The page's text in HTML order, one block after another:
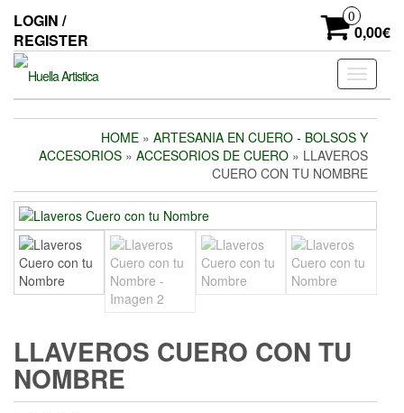
the
content
LOGIN /
REGISTER
0
0,00€
Toggle
HOME » ARTESANIA EN CUERO - BOLSOS Y
ACCESORIOS » ACCESORIOS DE CUERO » LLAVEROS
CUERO CON TU NOMBRE
LLAVEROS CUERO CON TU
NOMBRE